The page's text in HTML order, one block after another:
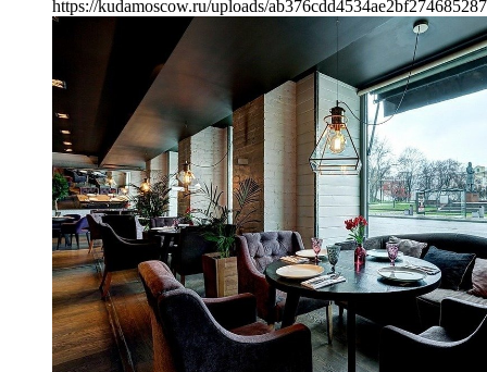
https://kudamoscow.ru/uploads/